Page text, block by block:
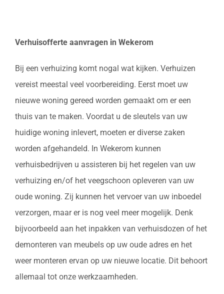
Verhuisofferte aanvragen in Wekerom
Bij een verhuizing komt nogal wat kijken. Verhuizen
vereist meestal veel voorbereiding. Eerst moet uw
nieuwe woning gereed worden gemaakt om er een
thuis van te maken. Voordat u de sleutels van uw
huidige woning inlevert, moeten er diverse zaken
worden afgehandeld. In Wekerom kunnen
verhuisbedrijven u assisteren bij het regelen van uw
verhuizing en/of het veegschoon opleveren van uw
oude woning. Zij kunnen het vervoer van uw inboedel
verzorgen, maar er is nog veel meer mogelijk. Denk
bijvoorbeeld aan het inpakken van verhuisdozen of het
demonteren van meubels op uw oude adres en het
weer monteren ervan op uw nieuwe locatie. Dit behoort
allemaal tot onze werkzaamheden.